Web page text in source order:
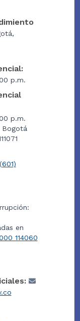
p.m.
p.m.
Bogotá
en
114060